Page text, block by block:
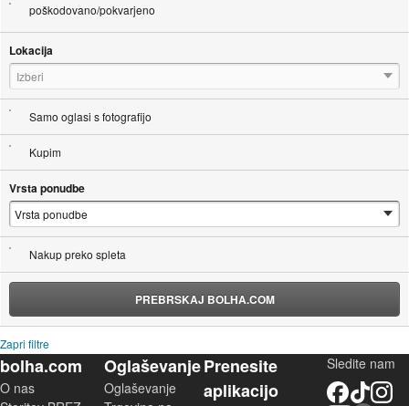
poškodovano/pokvarjeno
Lokacija
Izberi
Samo oglasi s fotografijo
Kupim
Vrsta ponudbe
Nakup preko spleta
PREBRSKAJ BOLHA.COM
Zapri filtre
bolha.com
O nas
Oglaševanje
Oglaševanje
Prenesite
aplikacijo
Sledite nam